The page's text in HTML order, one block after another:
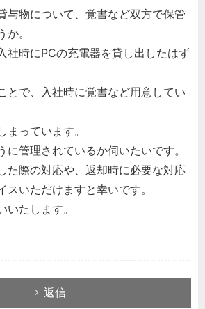
与物について、覚書など双方で保管
。
社時にPCの充電器を貸し出したはず
とで、入社時に覚書など用意してい
まっています。
に管理されているか伺いたいです。
た際の対応や、返却時に必要な対応
スいただけますと幸いです。
たします。
返信